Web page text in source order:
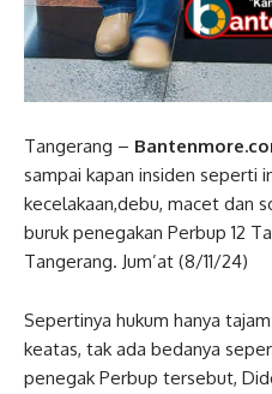
Tangerang –
sampai kapan insiden seperti
kecelakaan,debu, macet dan
buruk penegakan Perbup 12
Tangerang. Jum’at (8/11/24)
Sepertinya hukum hanya
keatas, tak ada bedanya
penegak Perbup tersebut,